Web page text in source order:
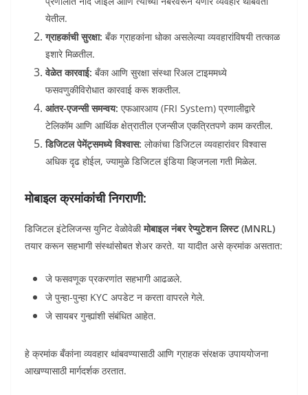
येतील.
ग्राहकांची सुरक्षा: बँक ग्राहकांना धोका असलेल्या व्यवहारांविषयी तत्काळ
इशारे मिळतील.
वेळेत कारवाई: बँका आणि सुरक्षा संस्था रिअल टाइममध्ये
फसवणुकीविरोधात कारवाई करू शकतील.
आंतर-एजन्सी समन्वय: एफआरआय (FRI System) प्रणालीद्वारे
टेलिकॉम आणि आर्थिक क्षेत्रातील एजन्सीज एकत्रितपणे काम करतील.
डिजिटल पेमेंट्समध्ये विश्वास: लोकांचा डिजिटल व्यवहारांवर विश्वास
अधिक दृढ होईल, ज्यामुळे डिजिटल इंडिया व्हिजनला गती मिळेल.
मोबाइल क्रमांकांची निगराणी:
डिजिटल इंटेलिजन्स युनिट वेळोवेळीमोबाइल नंबर रेप्युटेशन लिस्ट (MNRL)
तयार करून सहभागी संस्थांसोबत शेअर करते. या यादीत असे क्रमांक असतात:
जे फसवणूक प्रकरणांत सहभागी आढळले.
जे पुन्हा-पुन्हा KYC अपडेट न करता वापरले गेले.
जे सायबर गुन्ह्यांशी संबंधित आहेत.
हे क्रमांक बँकांना व्यवहार थांबवण्यासाठी आणि ग्राहक संरक्षक उपाययोजना
आखण्यासाठी मार्गदर्शक ठरतात.